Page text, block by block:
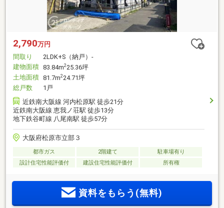
2,790万円
間取り
2LDK+S（納戸）-
建物面積 83.84m225.36坪
土地面積 81.7m224.71坪
総戸数
1戸
近鉄南大阪線 河内松原駅 徒歩21分
近鉄南大阪線 恵我ノ荘駅 徒歩13分
地下鉄谷町線 八尾南駅 徒歩57分
大阪府松原市立部３
都市ガス 2階建て
駐車場有り
設計住宅性能評価付
建設住宅性能評価付 所有権
資料をもらう(無料)